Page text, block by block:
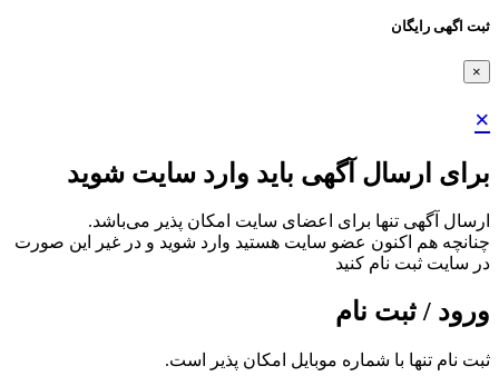
ثبت اگهی رایگان
×
×
برای ارسال آگهی باید وارد سایت شوید
ارسال آگهی تنها برای اعضای سایت امکان پذیر می‌باشد.
چنانچه هم‌ اکنون عضو سایت هستید وارد شوید و در غیر این صورت
در سایت ثبت نام کنید
ورود / ثبت نام
ثبت نام تنها با شماره موبایل امکان پذیر است.